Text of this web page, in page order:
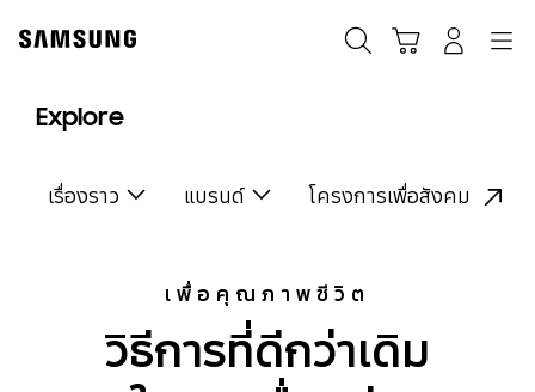
content
Explore
เรื่องราว แบรนด์ โครงการเพื่อสังคม
เพื่อคุณภาพชีวิต
วิธีการที่ดีกว่าเดิม